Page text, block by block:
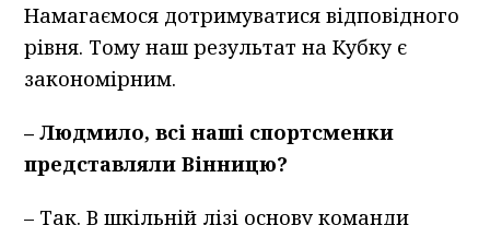
Намагаємося дотримуватися відповідного
рівня. Тому наш результат на Кубку є
закономірним.
– Людмило, всі наші спортсменки
представляли Вінницю?
– Так. В шкільній лізі основу команди